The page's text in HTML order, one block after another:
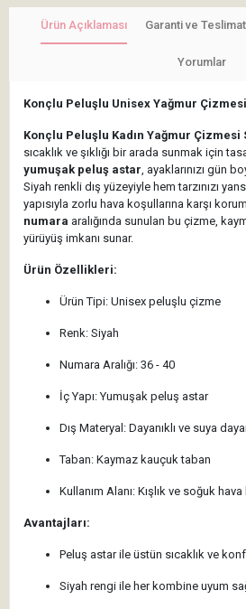
Ürün Açıklaması Garanti ve Teslimat
Yorumlar
Konçlu Peluşlu Unisex Yağmur
Konçlu Peluşlu Kadın Yağmur Çizmesi
sıcaklık ve şıklığı bir arada sunmak için
yumuşak peluş astar , ayaklarınızı gün
Siyah renkli dış yüzeyiyle hem tarzınızı
yapısıyla zorlu hava koşullarına karşı
numara aralığında sunulan bu çizme,
yürüyüş imkanı sunar.
Ürün Özellikleri:
Ürün Tipi: Unisex peluşlu çizme
Renk: Siyah
Numara Aralığı: 36 - 40
İç Yapı: Yumuşak peluş astar
Dış Materyal: Dayanıklı ve suya
Taban: Kaymaz kauçuk taban
Kullanım Alanı: Kışlık ve soğuk hava
Avantajları:
Peluş astar ile üstün sıcaklık ve
Siyah rengi ile her kombine uyum